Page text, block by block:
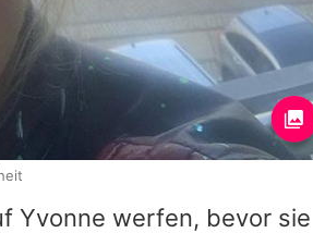
Yvonne werfen, bevor sie